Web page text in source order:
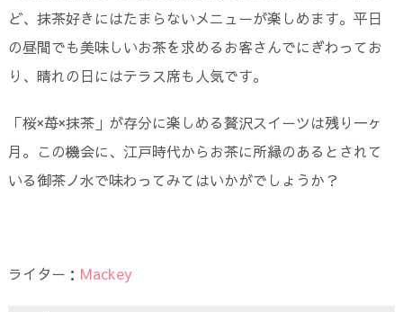
ど、抹茶好きにはたまらないメニューが楽しめます。平日
の昼間でも美味しいお茶を求めるお客さんでにぎわってお
り、晴れの日にはテラス席も人気です。
「桜×苺×抹茶」が存分に楽しめる贅沢スイーツは残り一ヶ
月。この機会に、江戸時代からお茶に所縁のあるとされて
いる御茶ノ水で味わってみてはいかがでしょうか？
ライター： Mackey